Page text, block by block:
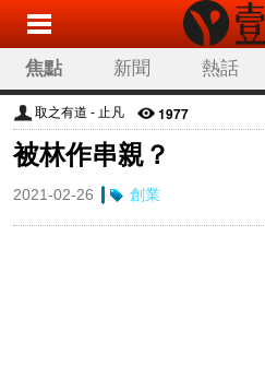
焦點 新聞 熱話
取之有道 - 止凡 1977
被林作串親？
2021-02-26 創業